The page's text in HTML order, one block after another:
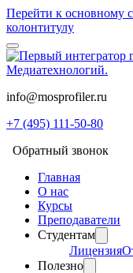
Перейти к основному
колонтитулу
info@mosprofiler.ru
+7 (495) 111-50-80
Обратный звонок
Главная
О нас
Курсы
Преподаватели
Студентам
Лицензия
Полезно